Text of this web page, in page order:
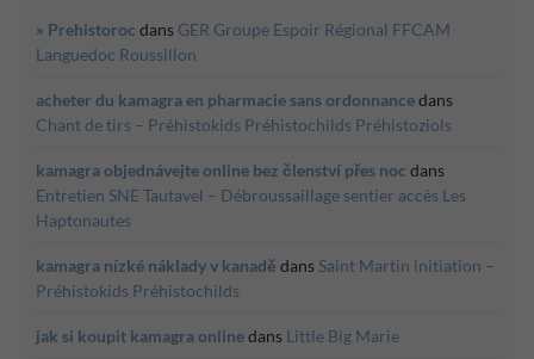
» Prehistoroc dans GER Groupe Espoir Régional FFCAM
Languedoc Roussillon
acheter du kamagra en pharmacie sans ordonnancedans
Chant de tirs – Préhistokids Préhistochilds Préhistoziols
kamagra objednávejte online bez členství přes noc dans
Entretien SNE Tautavel – Débroussaillage sentier accès Les
Haptonautes
kamagra nízké náklady v kanadě dans Saint Martin initiation –
Préhistokids Préhistochilds
jak si koupit kamagra onlinedans Little Big Marie